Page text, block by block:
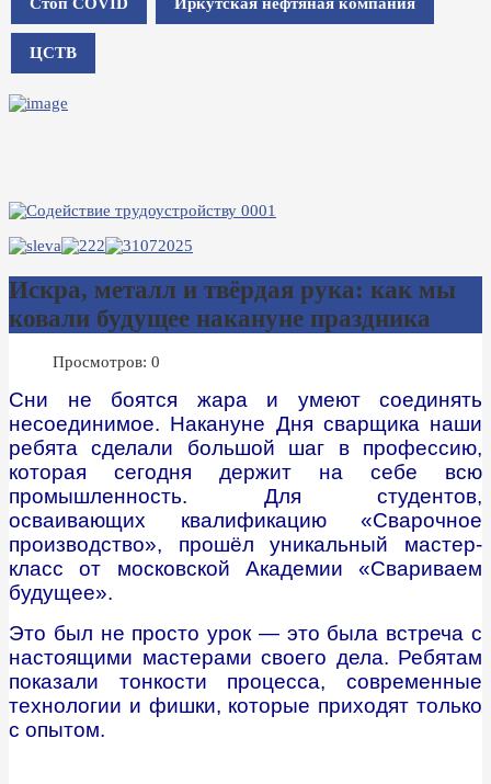
ЦСТВ
Искра, металл и твёрдая рука: как мы
ковали будущее накануне праздника
Просмотров: 0
Сни не боятся жара и умеют соединять
несоединимое. Накануне Дня сварщика наши
ребята сделали большой шаг в профессию,
которая сегодня держит на себе всю
промышленность. Для студентов,
осваивающих квалификацию «Сварочное
производство», прошёл уникальный мастер-
класс от московской Академии «Свариваем
будущее».
Это был не просто урок — это была встреча с
настоящими мастерами своего дела. Ребятам
показали тонкости процесса, современные
технологии и фишки, которые приходят только
с опытом.